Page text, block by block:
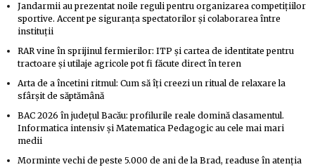
Jandarmii au prezentat noile reguli pentru organizarea competițiilor
sportive. Accent pe siguranța spectatorilor și colaborarea între
instituții
RAR vine în sprijinul fermierilor: ITP și cartea de identitate pentru
tractoare și utilaje agricole pot fi făcute direct în teren
Arta de a încetini ritmul: Cum să îți creezi un ritual de relaxare la
sfârșit de săptămână
BAC 2026 în județul Bacău: profilurile reale domină clasamentul.
Informatica intensiv și Matematica Pedagogic au cele mai mari
medii
Morminte vechi de peste 5.000 de ani de la Brad, readuse în atenția